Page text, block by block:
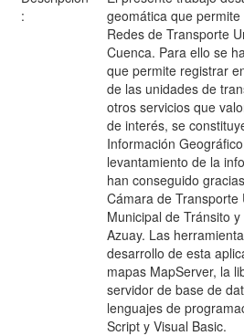
:
geomática que
Redes de Transporte
Cuenca. Para ello se
que permite registrar
de las unidades de
otros servicios que
de interés, se
Información
levantamiento de la
han conseguido
Cámara de Transporte
Municipal de Tránsito
Azuay. Las
desarrollo de esta
mapas MapServer, la
servidor de base de
lenguajes de
Script y Visual Basic.